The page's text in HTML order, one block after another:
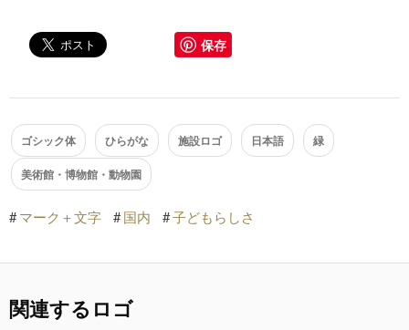
保存
ゴシック体 ひらがな 施設ロゴ 日本語 緑
美術館・博物館・動物園
#マーク＋文字 #国内 #子どもらしさ
関連するロゴ